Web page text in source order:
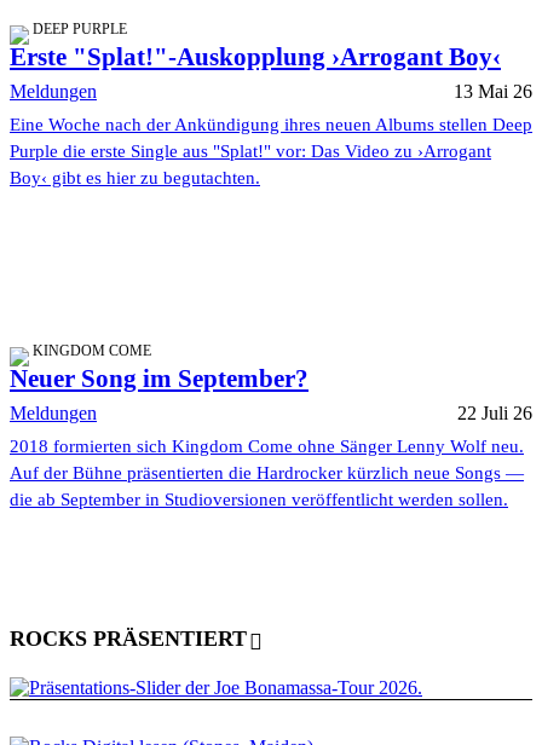
DEEP PURPLE
Erste "Splat!"-Auskopplung ›Arrogant Boy‹
Meldungen 13 Mai 26
Eine Woche nach der Ankündigung ihres neuen Albums stellen Deep
Purple die erste Single aus "Splat!" vor: Das Video zu ›Arrogant
Boy‹ gibt es hier zu begutachten.
KINGDOM COME
Neuer Song im September?
Meldungen 22 Juli 26
2018 formierten sich Kingdom Come ohne Sänger Lenny Wolf neu.
Auf der Bühne präsentierten die Hardrocker kürzlich neue Songs —
die ab September in Studioversionen veröffentlicht werden sollen.
ROCKS PRÄSENTIERT